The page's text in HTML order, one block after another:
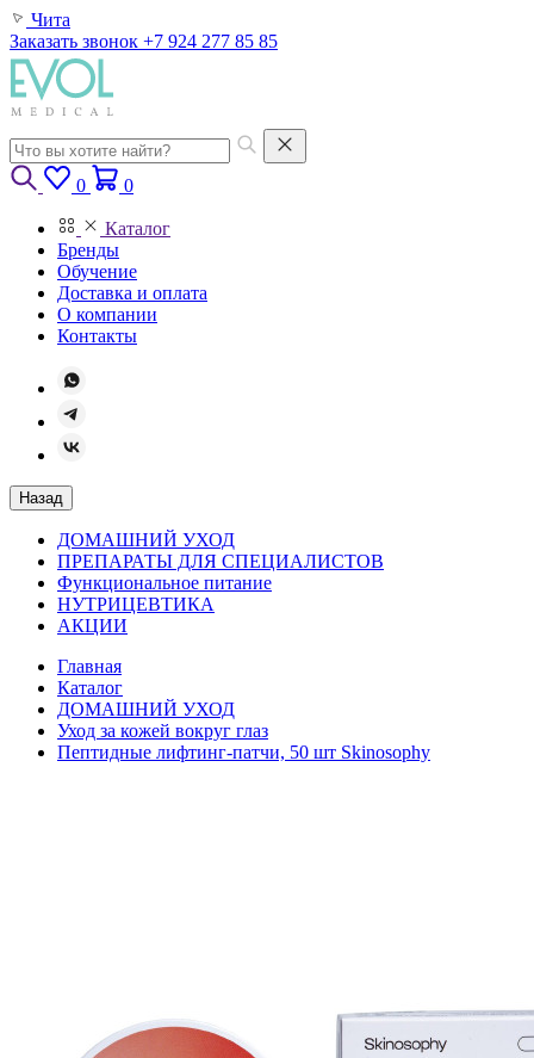
Чита
Заказать звонок +7 924 277 85 85
0 0
Каталог
Бренды
Обучение
Доставка и оплата
О компании
Контакты
Назад
ДОМАШНИЙ УХОД
ПРЕПАРАТЫ ДЛЯ СПЕЦИАЛИСТОВ
Функциональное питание
НУТРИЦЕВТИКА
АКЦИИ
Главная
Каталог
ДОМАШНИЙ УХОД
Уход за кожей вокруг глаз
Пептидные лифтинг-патчи, 50 шт Skinosophy